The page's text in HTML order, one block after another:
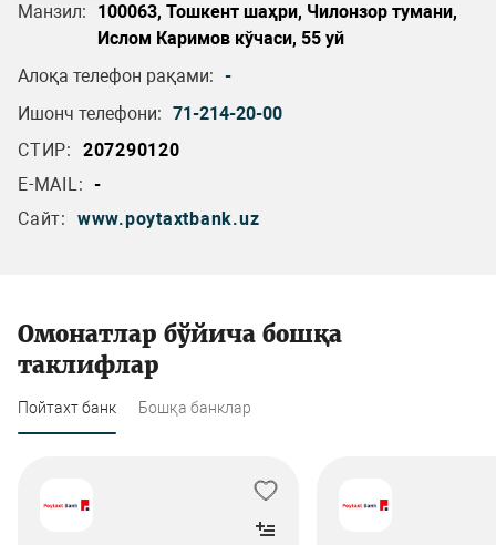
Манзил:
100063, Тошкент шаҳри, Чилонзор тумани,
Ислом Каримов кўчаси, 55 уй
Алоқа телефон рақами: -
Ишонч телефони: 71-214-20-00
СТИР:
207290120
E-MAIL: -
Сайт:
www.poytaxtbank.uz
Омонатлар бўйича бошқа
таклифлар
Пойтахт банк Бошқа банклар